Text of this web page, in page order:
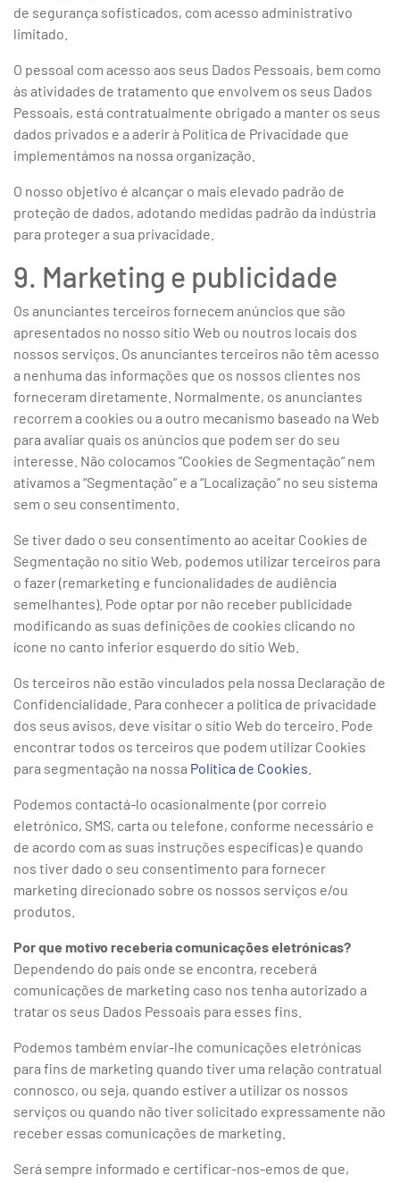
de segurança sofisticados, com acesso administrativo
limitado.
O pessoal com acesso aos seus Dados Pessoais, bem como
às atividades de tratamento que envolvem os seus Dados
Pessoais, está contratualmente obrigado a manter os seus
dados privados e a aderir à Política de Privacidade que
implementámos na nossa organização.
O nosso objetivo é alcançar o mais elevado padrão de
proteção de dados, adotando medidas padrão da indústria
para proteger a sua privacidade.
9. Marketing e publicidade
Os anunciantes terceiros fornecem anúncios que são
apresentados no nosso sítio Web ou noutros locais dos
nossos serviços. Os anunciantes terceiros não têm acesso
a nenhuma das informações que os nossos clientes nos
forneceram diretamente. Normalmente, os anunciantes
recorrem a cookies ou a outro mecanismo baseado na Web
para avaliar quais os anúncios que podem ser do seu
interesse. Não colocamos “Cookies de Segmentação” nem
ativamos a “Segmentação” e a “Localização” no seu sistema
sem o seu consentimento.
Se tiver dado o seu consentimento ao aceitar Cookies de
Segmentação no sítio Web, podemos utilizar terceiros para
o fazer (remarketing e funcionalidades de audiência
semelhantes). Pode optar por não receber publicidade
modificando as suas definições de cookies clicando no
ícone no canto inferior esquerdo do sítio Web.
Os terceiros não estão vinculados pela nossa Declaração de
Confidencialidade. Para conhecer a política de privacidade
dos seus avisos, deve visitar o sítio Web do terceiro. Pode
encontrar todos os terceiros que podem utilizar Cookies
para segmentação na nossa Política de Cookies
Podemos contactá-lo ocasionalmente (por correio
eletrónico, SMS, carta ou telefone, conforme necessário e
de acordo com as suas instruções específicas) e quando
nos tiver dado o seu consentimento para fornecer
marketing direcionado sobre os nossos serviços e/ou
produtos.
Por que motivo receberia comunicações eletrónicas?
Dependendo do país onde se encontra, receberá
comunicações de marketing caso nos tenha autorizado a
tratar os seus Dados Pessoais para esses fins.
Podemos também enviar-lhe comunicações eletrónicas
para fins de marketing quando tiver uma relação contratual
connosco, ou seja, quando estiver a utilizar os nossos
serviços ou quando não tiver solicitado expressamente não
receber essas comunicações de marketing.
Será sempre informado e certificar-nos-emos de que,